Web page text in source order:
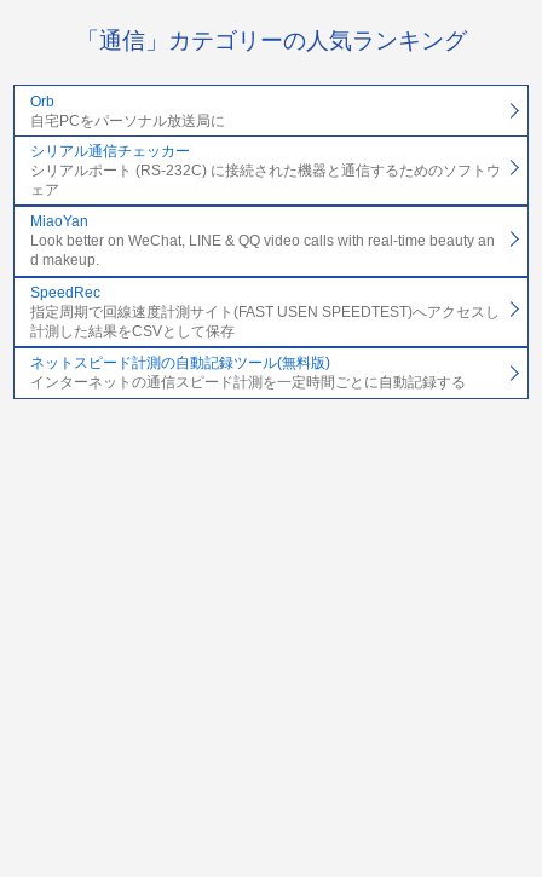
「通信」カテゴリーの人気ランキング
Orb
自宅PCをパーソナル放送局に
シリアル通信チェッカー
シリアルポート (RS-232C) に接続された機器と通信するためのソフトウ
ェア
MiaoYan
Look better on WeChat, LINE & QQ video calls with real-time beauty an
d makeup.
SpeedRec
指定周期で回線速度計測サイト(FAST USEN SPEEDTEST)へアクセスし
計測した結果をCSVとして保存
ネットスピード計測の自動記録ツール(無料版)
インターネットの通信スピード計測を一定時間ごとに自動記録する